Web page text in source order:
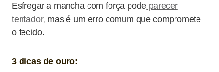
Esfregar a mancha com força pode parecer
tentador, mas é um erro comum que compromete
o tecido.
3 dicas de ouro: